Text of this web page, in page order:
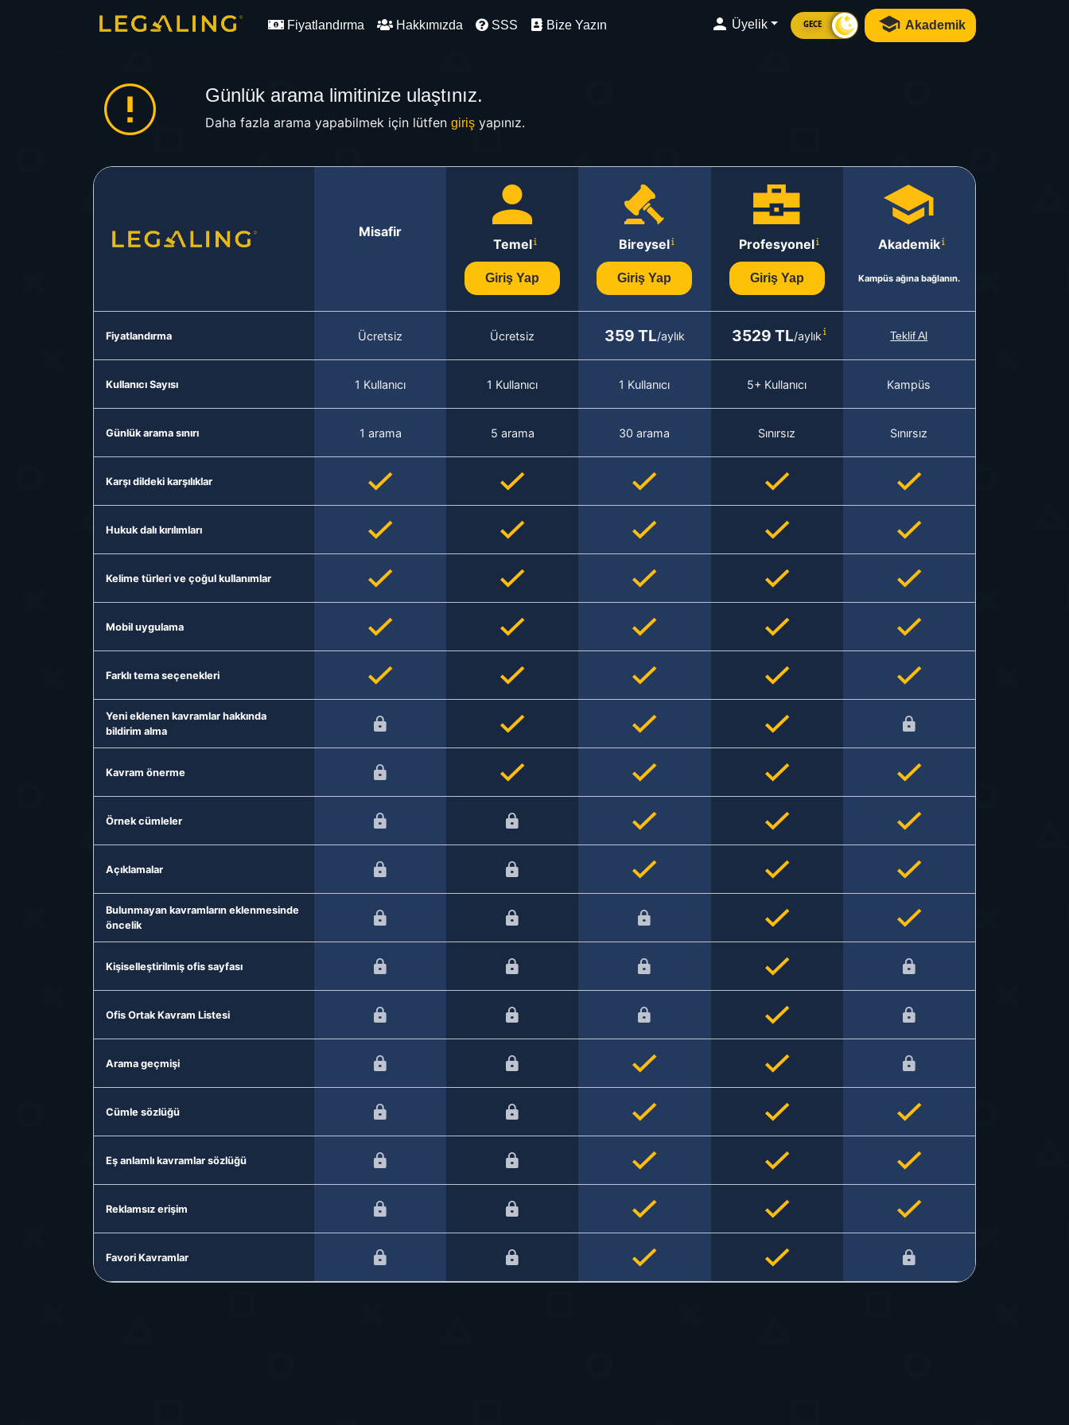
Fiyatlandırma Hakkımızda SSS Bize Yazın Üyelik GECE Akademik
Günlük arama limitinize ulaştınız.
Daha fazla arama yapabilmek için lütfen girişyapınız.
Misafir
Temel
Giriş Yap
Bireysel
Giriş Yap
Profesyonel
Giriş Yap
Akademik
Kampüs ağına bağlanın.
Fiyatlandırma Ücretsiz Ücretsiz 359 TL/aylık 3529 TL/aylık Teklif Al
Kullanıcı Sayısı 1 Kullanıcı 1 Kullanıcı 1 Kullanıcı 5+ Kullanıcı Kampüs
Günlük arama sınırı 1 arama 5 arama 30 arama Sınırsız Sınırsız
Karşı dildeki karşılıklar
Hukuk dalı kırılımları
Kelime türleri ve çoğul kullanımlar
Mobil uygulama
Farklı tema seçenekleri
Yeni eklenen kavramlar hakkında
bildirim alma
Kavram önerme
Örnek cümleler
Açıklamalar
Bulunmayan kavramların eklenmesinde
öncelik
Kişiselleştirilmiş ofis sayfası
Ofis Ortak Kavram Listesi
Arama geçmişi
Cümle sözlüğü
Eş anlamlı kavramlar sözlüğü
Reklamsız erişim
Favori Kavramlar